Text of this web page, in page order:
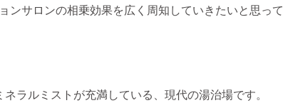
ンサロンの相乗効果を広く周知していきたいと思って
ラルミストが充満している、現代の湯治場です。